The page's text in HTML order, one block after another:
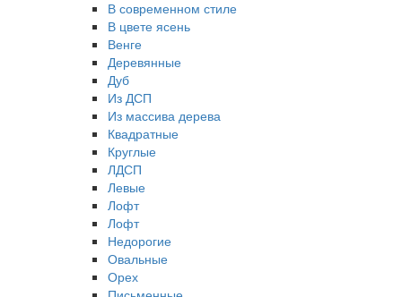
В современном стиле
В цвете ясень
Венге
Деревянные
Дуб
Из ДСП
Из массива дерева
Квадратные
Круглые
ЛДСП
Левые
Лофт
Лофт
Недорогие
Овальные
Орех